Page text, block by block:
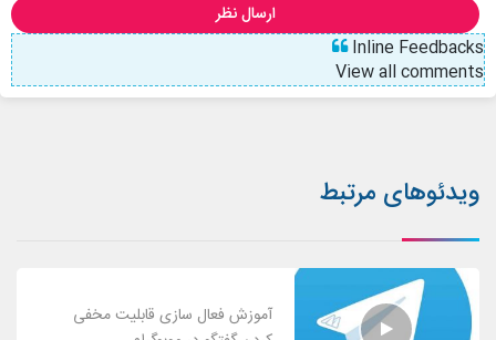
ارسال نظر
Inline Feedbacks
View all comments
ویدئوهای مرتبط
آموزش فعال سازی قابلیت مخفی